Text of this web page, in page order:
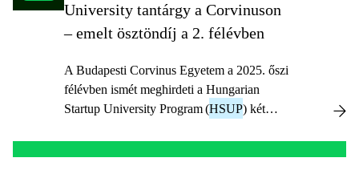
University tantárgy a Corvinuson
– emelt ösztöndíj a 2. félévben
A Budapesti Corvinus Egyetem a 2025. őszi
félévben ismét meghirdeti a Hungarian
Startup University Program (HSUP) két